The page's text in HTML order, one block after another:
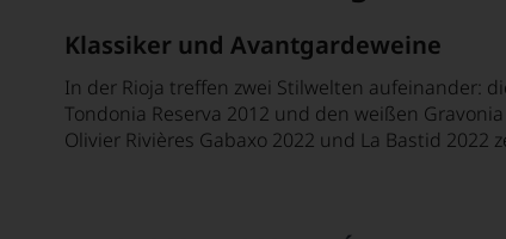
Klassiker und Avantgardeweine
In der Rioja treffen zwei Stilwelten aufeinander:
Tondonia Reserva 2012 und den weißen
Olivier Rivières Gabaxo 2022 und La Bastid